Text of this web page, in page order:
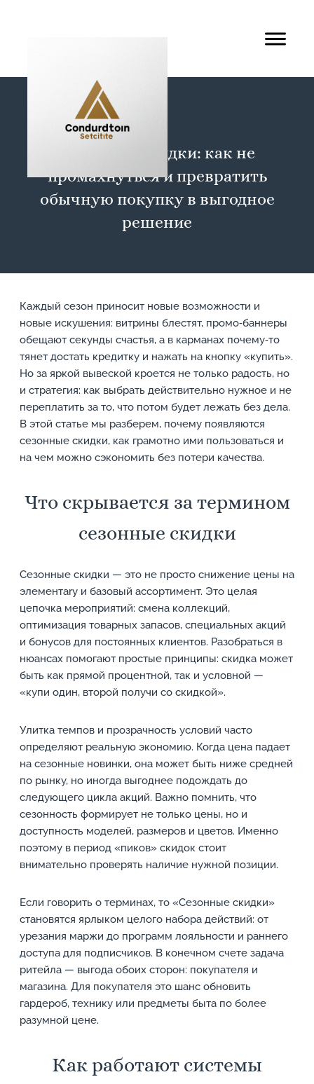
Сезонные скидки: как не
промахнуться и превратить
обычную покупку в выгодное
решение
Каждый сезон приносит новые возможности и
новые искушения: витрины блестят, промо‑баннеры
обещают секунды счастья, а в карманах почему‑то
тянет достать кредитку и нажать на кнопку «купить».
Но за яркой вывеской кроется не только радость, но
и стратегия: как выбрать действительно нужное и не
переплатить за то, что потом будет лежать без дела.
В этой статье мы разберем, почему появляются
сезонные скидки, как грамотно ими пользоваться и
на чем можно сэкономить без потери качества.
Что скрывается за термином
сезонные скидки
Сезонные скидки — это не просто снижение цены на
элементary и базовый ассортимент. Это целая
цепочка мероприятий: смена коллекций,
оптимизация товарных запасов, специальных акций
и бонусов для постоянных клиентов. Разобраться в
нюансах помогают простые принципы: скидка может
быть как прямой процентной, так и условной —
«купи один, второй получи со скидкой».
Улитка темпов и прозрачность условий часто
определяют реальную экономию. Когда цена падает
на сезонные новинки, она может быть ниже средней
по рынку, но иногда выгоднее подождать до
следующего цикла акций. Важно помнить, что
сезонность формирует не только цены, но и
доступность моделей, размеров и цветов. Именно
поэтому в период «пиков» скидок стоит
внимательно проверять наличие нужной позиции.
Если говорить о терминах, то «Сезонные скидки»
становятся ярлыком целого набора действий: от
урезания маржи до программ лояльности и раннего
доступа для подписчиков. В конечном счете задача
ритейла — выгода обоих сторон: покупателя и
магазина. Для покупателя это шанс обновить
гардероб, технику или предметы быта по более
разумной цене.
Как работают системы